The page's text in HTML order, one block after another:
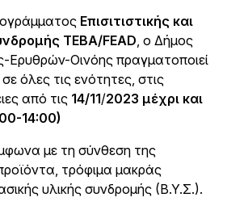
Επισιτιστικής και
ΤΕΒΑ/FEAD , ο Δήμος
Ερυθρών-Οινόης πραγματοποιεί
όλες τις ενότητες, στις
από τις 14/11/2023 μέχρι και
14:00)
με τη σύνθεση της
τρόφιμα μακράς
υλικής συνδρομής (Β.Υ.Σ.).